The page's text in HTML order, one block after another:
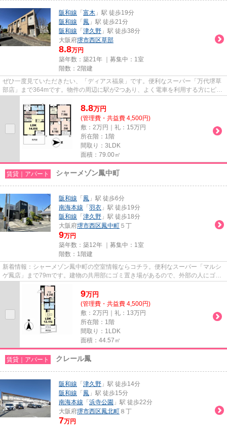
阪和線 「 富木 」駅 徒歩19分
阪和線 「 鳳 」駅 徒歩21分
阪和線 「 津久野 」駅 徒歩38分
大阪府堺市西区草部
8.8万円
築年数：築21年 ｜募集中： 1室
階数：2階建
ぜひ一度見ていただきたい、「ディアス福泉」です。便利なスーパー「万代堺草
部店」まで364mです。物件の周辺に駅が2つあり、よく電車を利用する方にピッ
8.8万円
(管理費・共益費 4,500円)
敷：2万円｜礼：15万円
所在階：1階
間取り：3LDK
面積：79.00㎡
賃貸｜アパート シャーメゾン鳳中町
阪和線 「 鳳 」駅 徒歩6分
南海本線 「 羽衣 」駅 徒歩19分
阪和線 「 津久野 」駅 徒歩18分
大阪府堺市西区鳳中町 ５丁
9万円
築年数：築12年 ｜募集中： 1室
階数：1階建
新着情報：シャーメゾン鳳中町の空室情報ならコチラ。便利なスーパー「マルシ
ゲ鳳店」まで79mです。建物の共用部にゴミ置き場があるので、外部の人にゴミ
を見られるなどのトラブルも防...
9万円
(管理費・共益費 4,500円)
敷：2万円｜礼：13万円
所在階：1階
間取り：1LDK
面積：44.57㎡
賃貸｜アパート クレール鳳
阪和線 「 津久野 」駅 徒歩14分
阪和線 「 鳳 」駅 徒歩15分
南海本線 「 浜寺公園 」駅 徒歩22分
大阪府堺市西区鳳北町 ８丁
7万円